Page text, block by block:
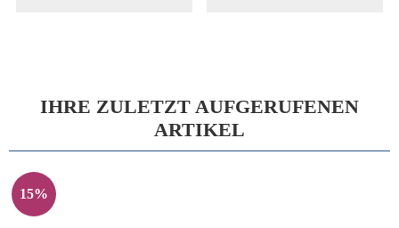
IHRE ZULETZT AUFGERUFENEN
ARTIKEL
15%